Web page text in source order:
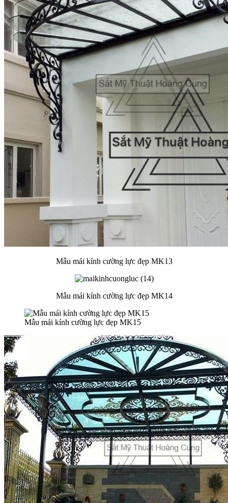
Mẫu mái kính cường lực đẹp MK13
Mẫu mái kính cường lực đẹp MK14
Mẫu mái kính cường lực đẹp MK15